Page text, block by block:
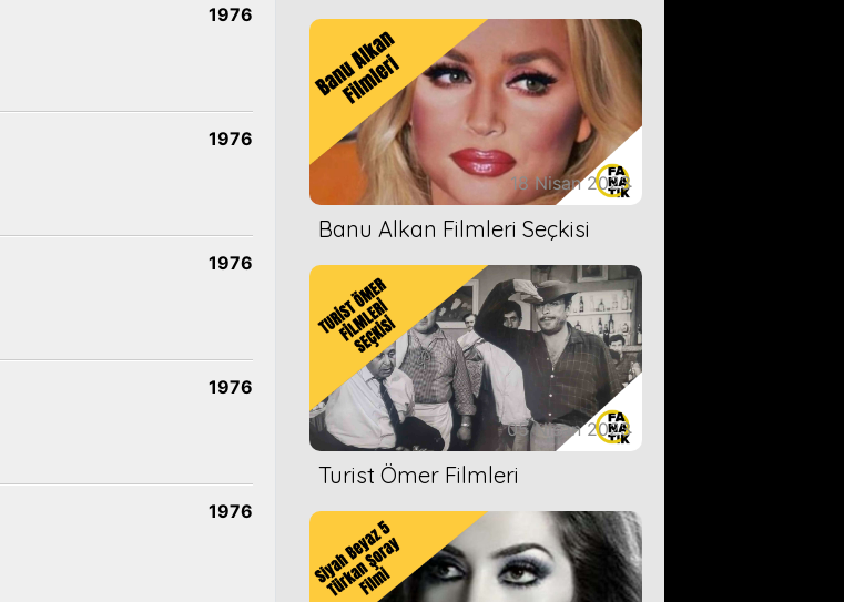
1976
1976
1976
1976
1976
18 Nisan 2023
Banu Alkan Filmleri Seçkisi
05 Nisan 2023
Turist Ömer Filmleri